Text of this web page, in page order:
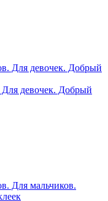
девочек. Добрый